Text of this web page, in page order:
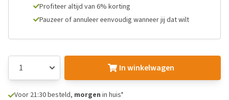
Profiteer altijd van 6% korting
Pauzeer of annuleer eenvoudig wanneer jij dat wilt
In winkelwagen
Voor 21:30 besteld, morgen in huis*